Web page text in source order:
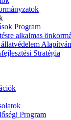
Program
alkalmas
Stratégia
Program